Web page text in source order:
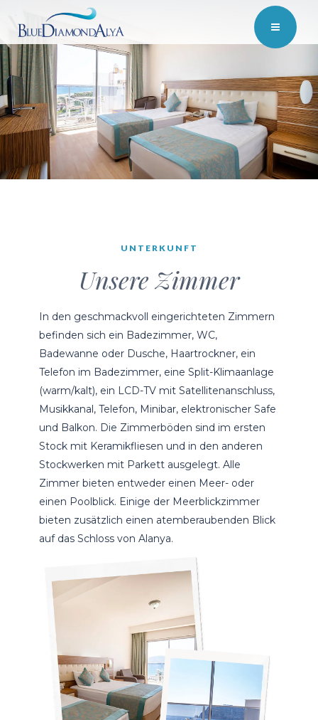
UNTERKUNFT
Unsere Zimmer
In den geschmackvoll eingerichteten Zimmern
befinden sich ein Badezimmer, WC,
Badewanne oder Dusche, Haartrockner, ein
Telefon im Badezimmer, eine Split-Klimaanlage
(warm/kalt), ein LCD-TV mit Satellitenanschluss,
Musikkanal, Telefon, Minibar, elektronischer Safe
und Balkon. Die Zimmerböden sind im ersten
Stock mit Keramikfliesen und in den anderen
Stockwerken mit Parkett ausgelegt. Alle
Zimmer bieten entweder einen Meer- oder
einen Poolblick. Einige der Meerblickzimmer
bieten zusätzlich einen atemberaubenden Blick
auf das Schloss von Alanya.